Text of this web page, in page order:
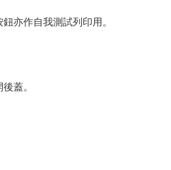
亦作自我測試列印用。
蓋。